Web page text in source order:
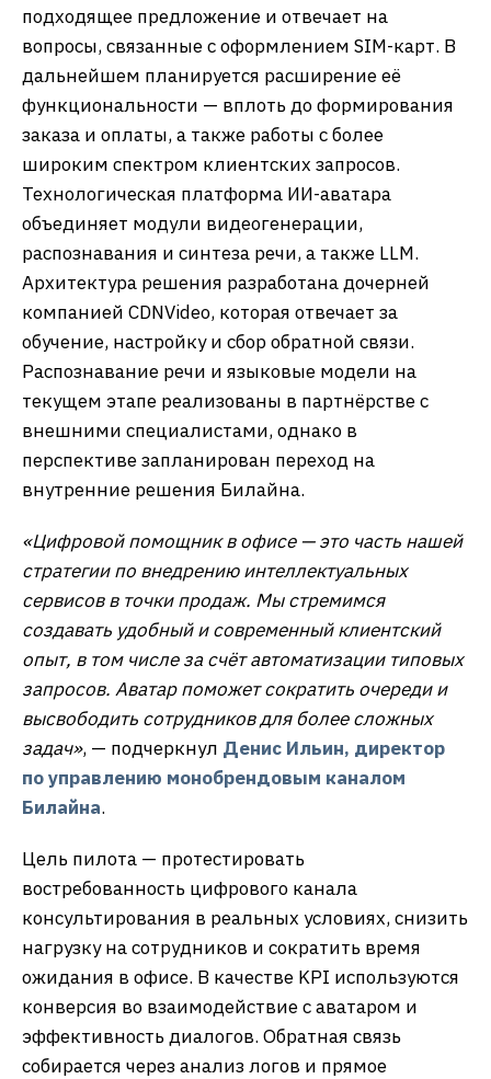
подходящее предложение и отвечает на
вопросы, связанные с оформлением SIM-карт. В
дальнейшем планируется расширение её
функциональности — вплоть до формирования
заказа и оплаты, а также работы с более
широким спектром клиентских запросов.
Технологическая платформа ИИ-аватара
объединяет модули видеогенерации,
распознавания и синтеза речи, а также LLM.
Архитектура решения разработана дочерней
компанией CDNVideo, которая отвечает за
обучение, настройку и сбор обратной связи.
Распознавание речи и языковые модели на
текущем этапе реализованы в партнёрстве с
внешними специалистами, однако в
перспективе запланирован переход на
внутренние решения Билайна.
«Цифровой помощник в офисе — это часть нашей
стратегии по внедрению интеллектуальных
сервисов в точки продаж. Мы стремимся
создавать удобный и современный клиентский
опыт, в том числе за счёт автоматизации типовых
запросов. Аватар поможет сократить очереди и
высвободить сотрудников для более сложных
задач», — подчеркнул Денис Ильин, директор
по управлению монобрендовым каналом
Билайна.
Цель пилота — протестировать
востребованность цифрового канала
консультирования в реальных условиях, снизить
нагрузку на сотрудников и сократить время
ожидания в офисе. В качестве KPI используются
конверсия во взаимодействие с аватаром и
эффективность диалогов. Обратная связь
собирается через анализ логов и прямое